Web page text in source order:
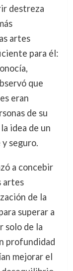
destreza
artes
para él:
que
eran
de su
idea de un
seguro.
a concebir
artes
de la
superar a
solo de la
profundidad
mejorar el